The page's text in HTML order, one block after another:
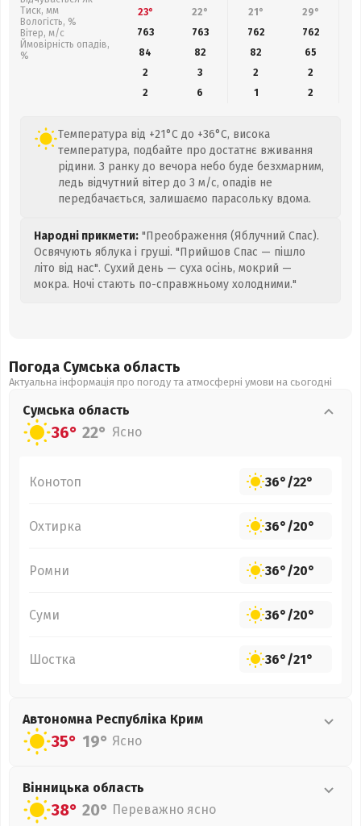
Тиск, мм
Вологість, %
Вітер, м/с
Ймовірність опадів,
%
23° 22° 21° 29°
763
763 762 762
84
82 82 65
2
3 2
2
2
6 1 2
Температура від +21°C до +36°C, висока
температура, подбайте про достатнє вживання
рідини. З ранку до вечора небо буде безхмарним,
ледь відчутний вітер до 3 м/с, опадів не
передбачається, залишаємо парасольку вдома.
Народні прикмети: "Преображення (Яблучний Спас).
Освячують яблука і груші. "Прийшов Спас — пішло
літо від нас". Сухий день — суха осінь, мокрий —
мокра. Ночі стають по-справжньому холодними."
Погода Сумська область
Актуальна інформація про погоду та атмосферні умови на сьогодні
Сумська область
36° 22° Ясно
Конотоп 36°/22°
Охтирка 36°/20°
Ромни 36°/20°
Суми 36°/20°
Шостка 36°/21°
Автономна Республіка Крим
35° 19° Ясно
Вінницька область
38° 20° Переважно ясно